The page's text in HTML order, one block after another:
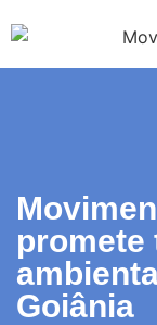
promete
Goiânia